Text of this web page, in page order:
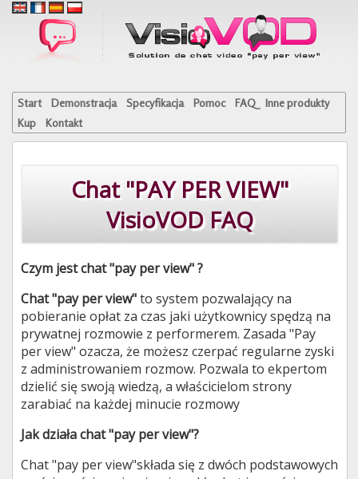
Start Demonstracja Specyfikacja Pomoc FAQ
Inne produkty
Kup
Kontakt
Chat "PAY PER VIEW"
VisioVOD FAQ
Czym jest chat "pay per view" ?
Chat "pay per view"to system pozwalający na
pobieranie opłat za czas jaki użytkownicy spędzą na
prywatnej rozmowie z performerem. Zasada "Pay
per view" ozacza, że możesz czerpać regularne zyski
z administrowaniem rozmow. Pozwala to ekpertom
dzielić się swoją wiedzą, a właścicielom strony
zarabiać na każdej minucie rozmowy
Jak działa chat "pay per view"?
Chat "pay per view"składa się z dwóch podstawowych